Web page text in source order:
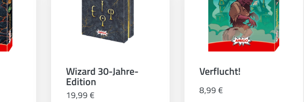
Wizard 30-Jahre-
Edition
19,99 €
Verflucht!
8,99 €